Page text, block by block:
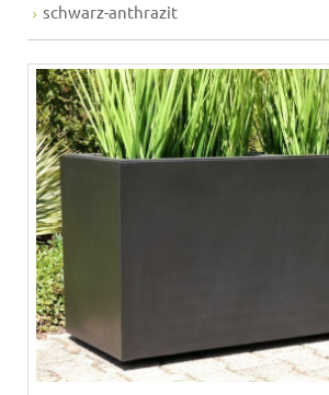
schwarz-anthrazit